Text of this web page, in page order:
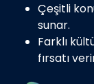
Çeşitli
sunar.
Farklı
fırsatı